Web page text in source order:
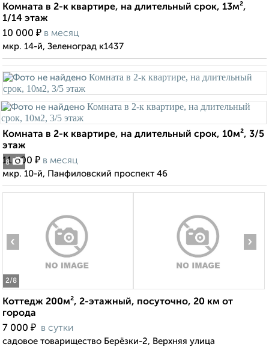
Комната в 2-к квартире, на длительный срок, 13м²,
1/14 этаж
10 000 ₽ в месяц
мкр. 14-й, Зеленоград к1437
8
Комната в 2-к квартире, на длительный срок, 10м², 3/5
этаж
11 000 ₽ в месяц
мкр. 10-й, Панфиловский проспект 46
2/8
‹ ›
Коттедж 200м², 2-этажный, посуточно, 20 км от
города
7 000 ₽ в сутки
садовое товарищество Берёзки-2, Верхняя улица